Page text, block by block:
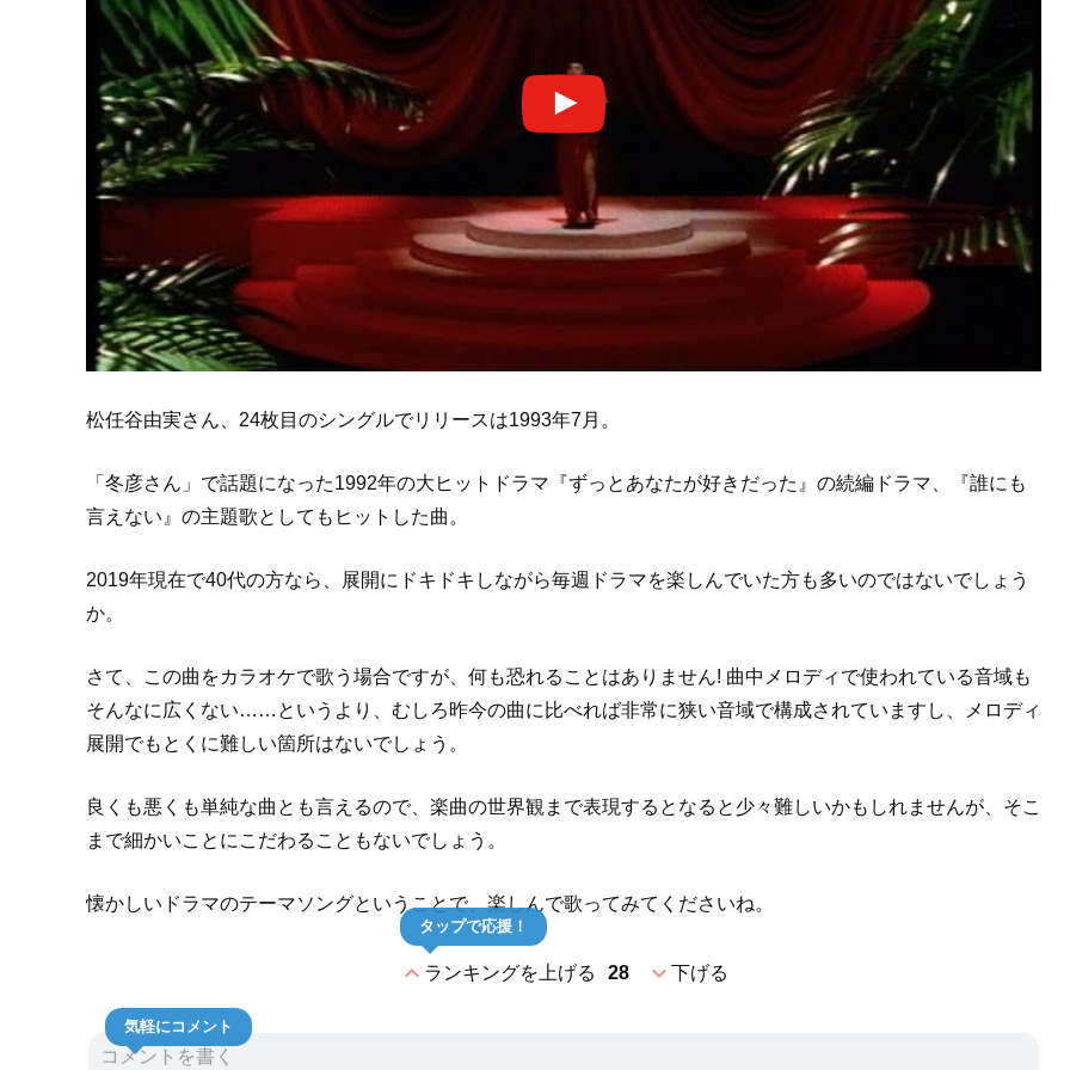
松任谷由実さん、24枚目のシングルでリリースは1993年7月。
「冬彦さん」で話題になった1992年の大ヒットドラマ『ずっとあなたが好きだった』の続編ドラマ、『誰にも
言えない』の主題歌としてもヒットした曲。
2019年現在で40代の方なら、展開にドキドキしながら毎週ドラマを楽しんでいた方も多いのではないでしょう
か。
さて、この曲をカラオケで歌う場合ですが、何も恐れることはありません! 曲中メロディで使われている音域も
そんなに広くない……というより、むしろ昨今の曲に比べれば非常に狭い音域で構成されていますし、メロディ
展開でもとくに難しい箇所はないでしょう。
良くも悪くも単純な曲とも言えるので、楽曲の世界観まで表現するとなると少々難しいかもしれませんが、そこ
まで細かいことにこだわることもないでしょう。
懐かしいドラマのテーマソングということで、楽しんで歌ってみてくださいね。
expand_lessランキングを上げる 28
タップで応援！
expand_more下げる
気軽にコメント